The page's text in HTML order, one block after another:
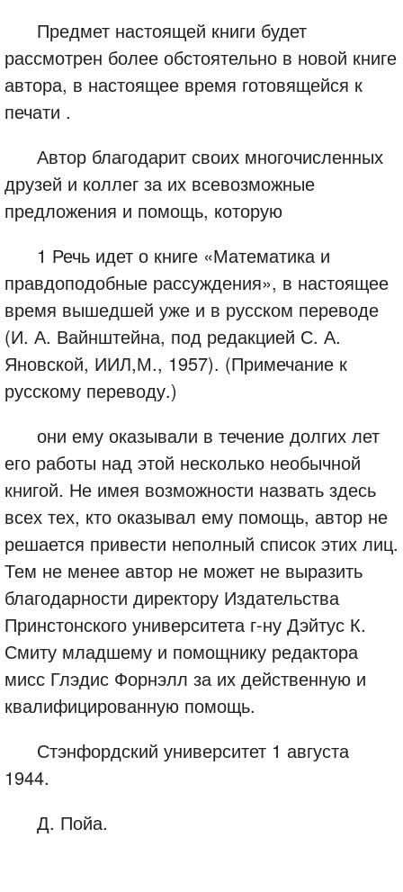
Предмет настоящей книги будет
рассмотрен более обстоятельно в новой книге
автора, в настоящее время готовящейся к
печати .
Автор благодарит своих многочисленных
друзей и коллег за их всевозможные
предложения и помощь, которую
1 Речь идет о книге «Математика и
правдоподобные рассуждения», в настоящее
время вышедшей уже и в русском переводе
(И. А. Вайнштейна, под редакцией С. А.
Яновской, ИИЛ,М., 1957). (Примечание к
русскому переводу.)
они ему оказывали в течение долгих лет
его работы над этой несколько необычной
книгой. Не имея возможности назвать здесь
всех тех, кто оказывал ему помощь, автор не
решается привести неполный список этих лиц.
Тем не менее автор не может не выразить
благодарности директору Издательства
Принстонского университета г-ну Дэйтус К.
Смиту младшему и помощнику редактора
мисс Глэдис Форнэлл за их действенную и
квалифицированную помощь.
Стэнфордский университет 1 августа
1944.
Д. Пойа.